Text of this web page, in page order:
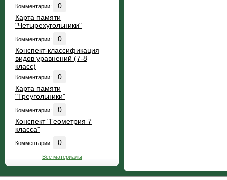
Комментарии:
0
Карта памяти
"Четырехугольники"
Комментарии:
0
Конспект-классификация
видов уравнений (7-8
класс)
Комментарии:
0
Карта памяти
"Треугольники"
Комментарии:
0
Конспект "Геометрия 7
класса"
Комментарии: 0
Все материалы